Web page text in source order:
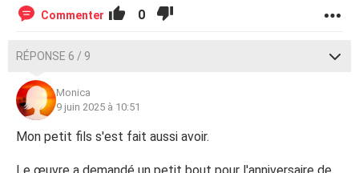
Commenter 0
RÉPONSE 6 / 9
Monica
9 juin 2025 à 10:51
Mon petit fils s'est fait aussi avoir.